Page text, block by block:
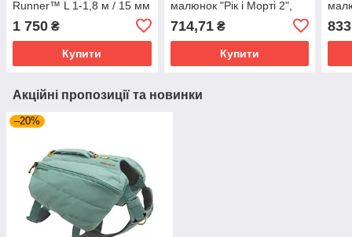
Runner™ L 1-1,8 м / 15 мм
1 750 ₴
Купити
малюнок "Рік і Морті 2",
світловідбивна стрічка, S,
до 15 кг, 5 м
714,71₴
Купити
до
Акційні пропозиції та новинки
–20%